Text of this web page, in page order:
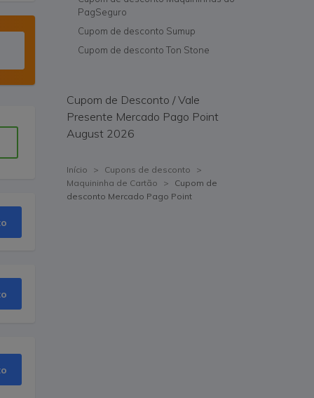
PagSeguro
Cupom de desconto Sumup
Cupom de desconto Ton Stone
Cupom de Desconto / Vale
Presente Mercado Pago Point
August 2026
Início > Cupons de desconto
>
Maquininha de Cartão
>
Cupom de
desconto Mercado Pago Point